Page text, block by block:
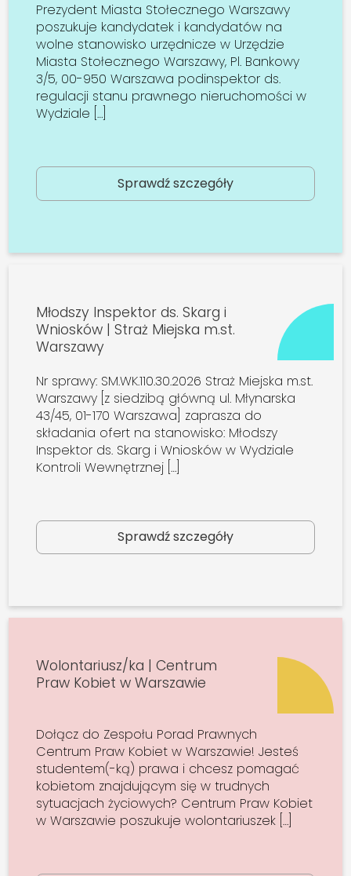
Prezydent Miasta Stołecznego Warszawy
poszukuje kandydatek i kandydatów na
wolne stanowisko urzędnicze w Urzędzie
Miasta Stołecznego Warszawy, Pl. Bankowy
3/5, 00-950 Warszawa podinspektor ds.
regulacji stanu prawnego nieruchomości w
Wydziale […]
Sprawdź szczegóły
Młodszy Inspektor ds. Skarg i
Wniosków | Straż Miejska m.st.
Warszawy
Nr sprawy: SM.WK.110.30.2026 Straż Miejska m.st.
Warszawy [z siedzibą główną ul. Młynarska
43/45, 01-170 Warszawa] zaprasza do
składania ofert na stanowisko: Młodszy
Inspektor ds. Skarg i Wniosków w Wydziale
Kontroli Wewnętrznej […]
Sprawdź szczegóły
Wolontariusz/ka | Centrum
Praw Kobiet w Warszawie
Dołącz do Zespołu Porad Prawnych
Centrum Praw Kobiet w Warszawie! Jesteś
studentem(-ką) prawa i chcesz pomagać
kobietom znajdującym się w trudnych
sytuacjach życiowych? Centrum Praw Kobiet
w Warszawie poszukuje wolontariuszek […]